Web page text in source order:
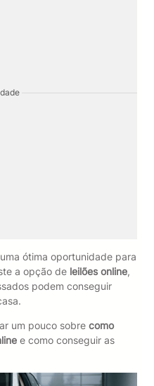
ótima oportunidade para
a opção deleilões online,
podem conseguir
um pouco sobre como
e como conseguir as